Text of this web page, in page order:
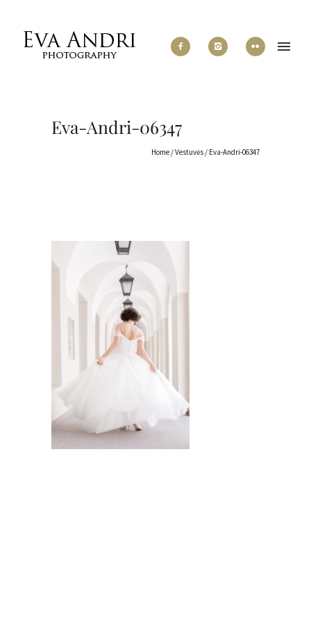
Eva-Andri-06347
Home /Vestuvės / Eva-Andri-06347